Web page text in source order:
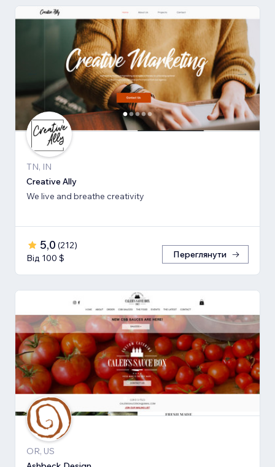
TN, IN
Creative Ally
We live and breathe creativity
5,0 (212)
Від 100 $
Переглянути
OR, US